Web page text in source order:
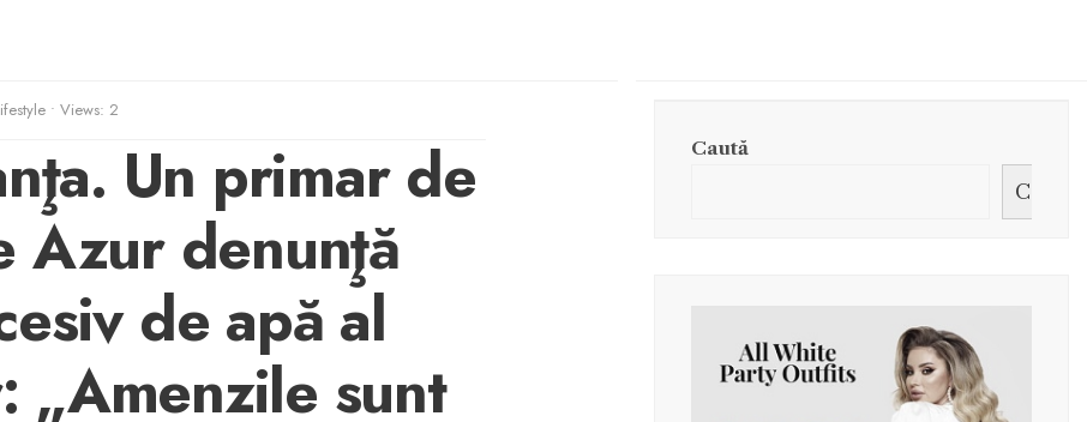
• Views: 2
Un primar de
Azur denunţă
de apă al
„Amenzile sunt
Caută
Caută